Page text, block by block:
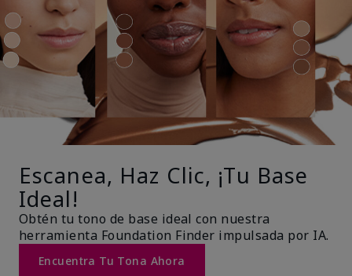
Escanea, Haz Clic, ¡Tu Base
Ideal!
Obtén tu tono de base ideal con nuestra
herramienta Foundation Finder impulsada por IA.
Encuentra Tu Tona Ahora